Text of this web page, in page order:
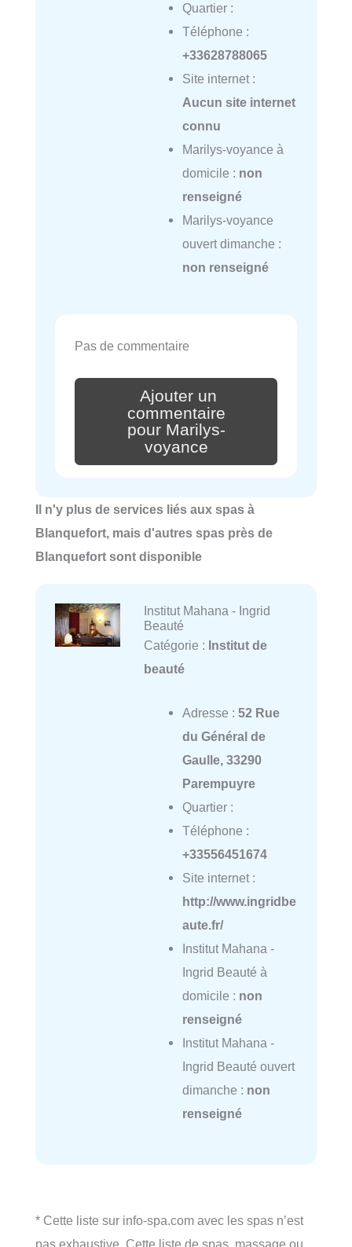
Quartier :
Téléphone :
+33628788065
Site internet :
Aucun site internet
connu
Marilys-voyance à
domicile : non
renseigné
Marilys-voyance
ouvert dimanche :
non renseigné
Pas de commentaire
Ajouter un
commentaire
pour Marilys-
voyance
Il n'y plus de services liés aux spas à
Blanquefort, mais d'autres spas près de
Blanquefort sont disponible
Institut Mahana - Ingrid
Beauté
Catégorie : Institut de
beauté
Adresse : 52 Rue
du Général de
Gaulle, 33290
Parempuyre
Quartier :
Téléphone :
+33556451674
Site internet :
http://www.ingridbe
aute.fr/
Institut Mahana -
Ingrid Beauté à
domicile : non
renseigné
Institut Mahana -
Ingrid Beauté ouvert
dimanche : non
renseigné
* Cette liste sur info-spa.com avec les spas n’est
pas exhaustive. Cette liste de spas, massage ou